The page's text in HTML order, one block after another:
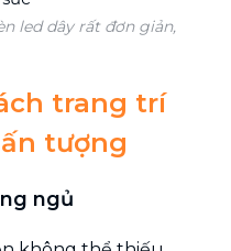
led dây rất đơn giản,
trang trí
tượng
ngủ